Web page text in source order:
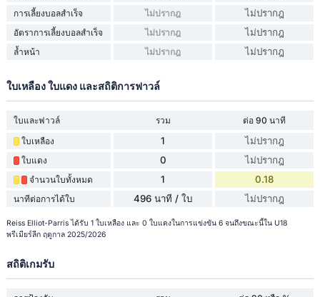
การเลี้ยงบอลสำเร็จ ไม่ปรากฎ ไม่ปรากฎ
อัตราการเลี้ยงบอลสำเร็จ ไม่ปรากฎ ไม่ปรากฎ
ล้ำหน้า ไม่ปรากฎ ไม่ปรากฎ
ใบเหลือง ใบแดง และสถิติการฟาวล์
ใบและฟาวล์ รวม
ต่อ 90 นาที
ใบเหลือง
1 ไม่ปรากฎ
ใบแดง 0 ไม่ปรากฎ
จำนวนใบทั้งหมด 1 0.18
นาทีต่อการได้ใบ 496 นาที / ใบ ไม่ปรากฎ
Reiss Elliot-Parris ได้รับ 1 ใบเหลือง และ 0 ใบแดงในการแข่งขัน 6 จนถึงขณะนี้ใน U18
พรีเมียร์ลีก ฤดูกาล 2025/2026
สถิติเกมรับ